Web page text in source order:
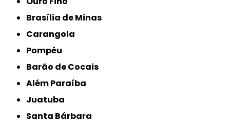
Brasília de Minas
Carangola
Pompéu
Barão de Cocais
Além Paraíba
Juatuba
Santa Bárbara